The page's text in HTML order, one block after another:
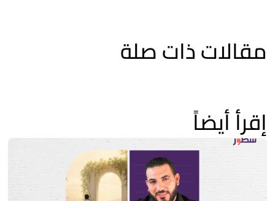
مقالات ذات صلة
إقرأ أيضاً